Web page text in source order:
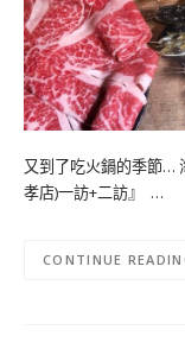
又到了吃火鍋的季節…
孝店)一訪+二訪』 …
CONTINUE